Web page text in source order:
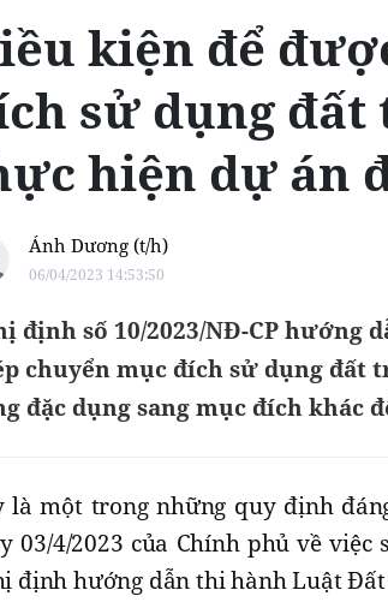
kiện để
sử dụng đất
hiện dự án
Ánh Dương (t/h)
06/04/2023 14:53:50
định số 10/2023/NĐ-CP
chuyển mục đích sử dụng đất
đặc dụng sang mục đích khác
là một trong những quy định
03/4/2023 của Chính phủ về
định hướng dẫn thi hành Luật